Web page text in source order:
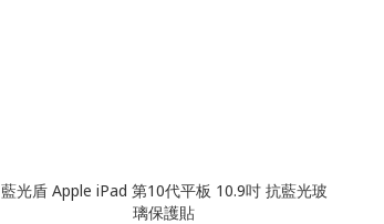
藍光盾 Apple iPad 第10代平板 10.9吋 抗藍光玻
璃保護貼